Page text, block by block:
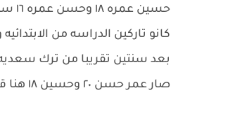
حسين عمره ١٨ وحسن عمره ١٦ سنه
كانو تاركين الدراسه من
بعد سنتين تقريبا من ترك
صار عمر حسن ٢٠ وحسين ١٨ هنا قرر ابوهم يزوجهم